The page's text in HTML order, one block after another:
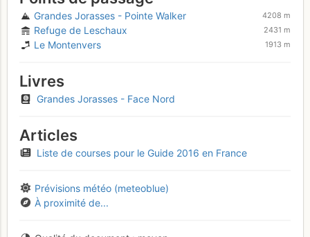
Grandes Jorasses - Pointe Walker 4208 m
Refuge de Leschaux 2431 m
Le Montenvers 1913 m
Livres
Grandes Jorasses - Face Nord
Articles
Liste de courses pour le Guide 2016 en France
Prévisions météo (meteoblue)
À proximité de...